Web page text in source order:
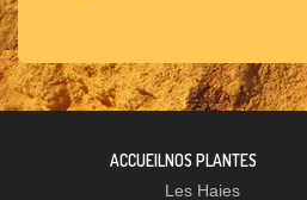
ACCUEILNOS PLANTES
Les Haies